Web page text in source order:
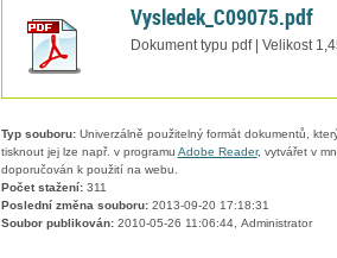
Vysledek_C09075.pdf
Dokument typu pdf | Velikost
Typ souboru:Univerzálně použitelný formát dokumentů,
tisknout jej lze např. v programu Adobe Reader, vytvářet v
doporučován k použití na webu.
Počet stažení:311
Poslední změna souboru:2013-09-20 17:18:31
Soubor publikován:2010-05-26 11:06:44, Administrator